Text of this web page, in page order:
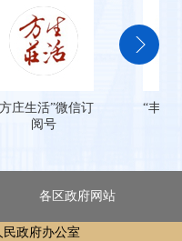
庄生活”微信订
阅号
“丰台
各区政府网站
政府办公室